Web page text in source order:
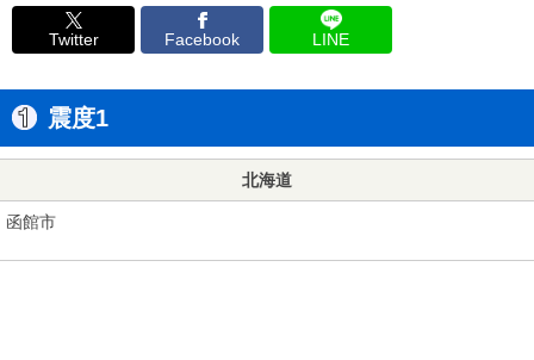
Twitter Facebook LINE
震度1
北海道
函館市